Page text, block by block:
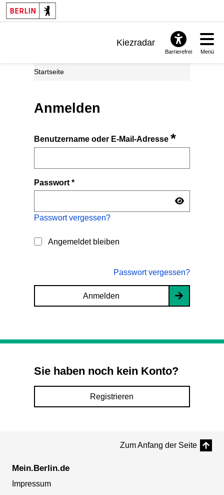
Kiezradar
Barrierefrei Menü
Startseite
Anmelden
Benutzername oder E-Mail-Adresse*
Passwort*
Passwort vergessen?
Angemeldet bleiben
Passwort vergessen?
Anmelden
Sie haben noch kein Konto?
Registrieren
Zum Anfang der Seite
Mein.Berlin.de
Impressum